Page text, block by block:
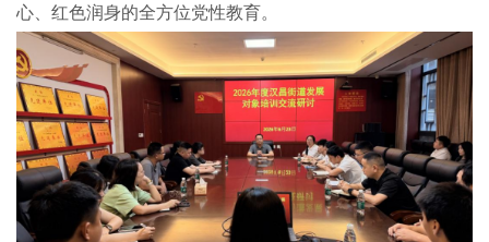
心、红色润身的全方位党性教育。